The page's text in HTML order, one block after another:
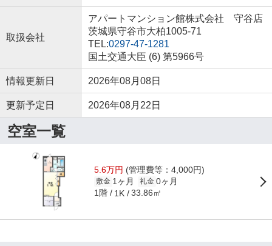
取扱会社
アパートマンション館株式会社 守谷店
茨城県守谷市大柏1005-71
TEL:0297-47-1281
国土交通大臣 (6) 第5966号
情報更新日 2026年08月08日
更新予定日 2026年08月22日
空室一覧
5.6万円 (管理費等：4,000円)
敷金 1ヶ月 礼金 0ヶ月
1階 1K 33.86㎡